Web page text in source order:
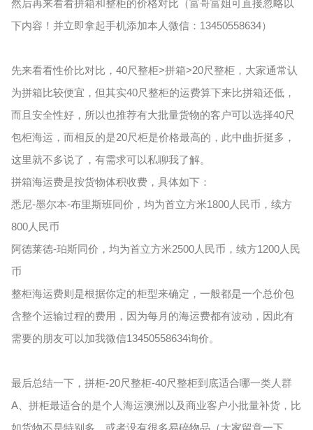
然后再来看看拼箱和整柜的价格对比（富哥富姐可直接忽略以
下内容！并立即拿起手机添加本人微信：13450558634）
先来看看性价比对比，40尺整柜>拼箱>20尺整柜，大家通常认
为拼箱比较便宜，但其实40尺整柜的运费算下来比拼箱还低，
而且安全性好，所以也推荐有大批量货物的客户可以选择40尺
包柜海运，而相反的是20尺柜是价格最高的，此中曲折挺多，
这里就不多说了，有需求可以私聊我了解。
拼箱海运费是按货物体积收费，具体如下：
悉尼-墨尔本-布里斯班同价，均为首立方米1800人民币，续方
800人民币
阿德莱德-珀斯同价，均为首立方米2500人民币，续方1200人民
币
整柜海运费则是根据你定的柜型来确定，一般都是一个总价包
含整个运输过程的费用，因为每月的海运费都有波动，因此有
需要的朋友可以加我微信13450558634询价。
最后总结一下，拼柜-20尺整柜-40尺整柜到底适合哪一类人群
A、拼柜最适合的是个人海运澳洲以及商业客户小批量补货，比
如货物不是特别多、或者没有很多易碎物品（大家留意一下，